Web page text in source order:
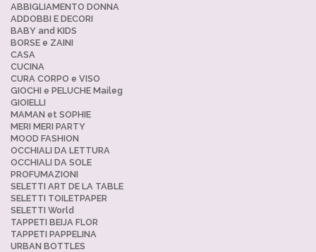
ABBIGLIAMENTO DONNA
ADDOBBI E DECORI
BABY and KIDS
BORSE e ZAINI
CASA
CUCINA
CURA CORPO e VISO
GIOCHI e PELUCHE Maileg
GIOIELLI
MAMAN et SOPHIE
MERI MERI PARTY
MOOD FASHION
OCCHIALI DA LETTURA
OCCHIALI DA SOLE
PROFUMAZIONI
SELETTI ART DE LA TABLE
SELETTI TOILETPAPER
SELETTI World
TAPPETI BEIJA FLOR
TAPPETI PAPPELINA
URBAN BOTTLES